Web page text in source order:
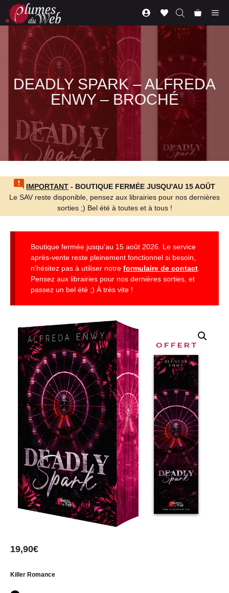
Aller
contenu
DEADLY SPARK – ALFREDA
ENWY – BROCHÉ
IMPORTANT - BOUTIQUE FERMÉE JUSQU'AU 15 AOÛT
Le SAV reste disponible, pensez aux librairies pour nos dernières
sorties ;) Bel été à toutes et à tous !
Boutique fermée jusqu'au 15 août 2026. Le service
après-vente reste pleinement fonctionnel si besoin,
n'hésitez pas à utiliser notre formulaire de contact
Pensez aux librairies pour nos dernières sorties, et
passez un bel été ;) À très vite !
19,90€
Killer Romance